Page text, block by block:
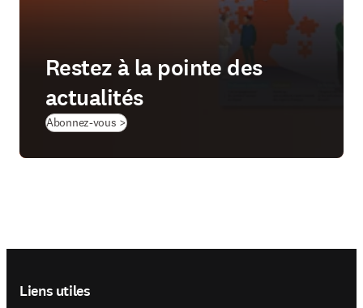
Restez à la pointe des
actualités
Abonnez-vous >(
Liens utiles